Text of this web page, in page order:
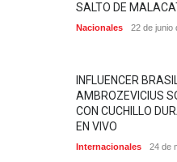
SALTO DE
Nacionales 22 de junio
INFLUENCER
AMBROZEVICIUS
CON CUCHILLO
EN VIVO
Internacionales 24 de